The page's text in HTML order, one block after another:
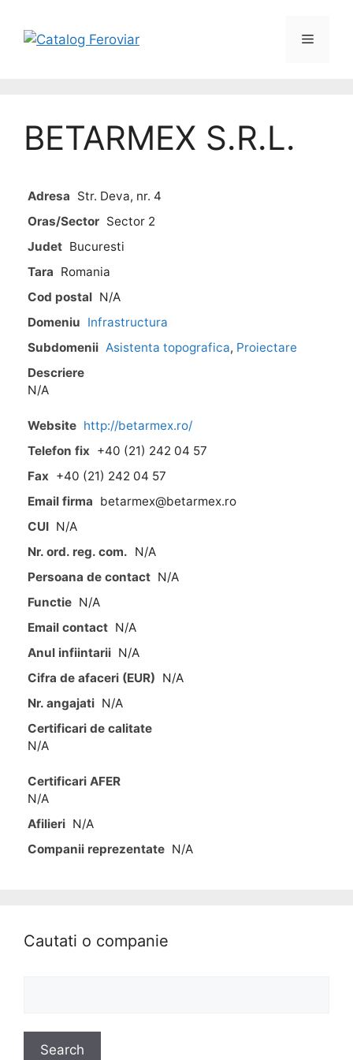
BETARMEX S.R.L.
Adresa Str. Deva, nr. 4
Oras/Sector Sector 2
Judet Bucuresti
Tara Romania
Cod postal N/A
Domeniu Infrastructura
Subdomenii Asistenta topografica, Proiectare
Descriere
N/A
Website http://betarmex.ro/
Telefon fix +40 (21) 242 04 57
Fax +40 (21) 242 04 57
Email firma betarmex@betarmex.ro
CUI N/A
Nr. ord. reg. com. N/A
Persoana de contact N/A
Functie N/A
Email contact N/A
Anul infiintarii N/A
Cifra de afaceri (EUR) N/A
Nr. angajati N/A
Certificari de calitate
N/A
Certificari AFER
N/A
Afilieri N/A
Companii reprezentate N/A
Cautati o companie